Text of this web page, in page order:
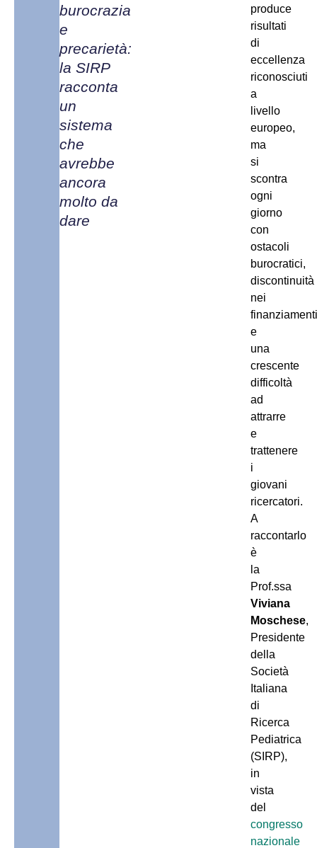
burocrazia
e
precarietà:
la SIRP
racconta
un
sistema
che
avrebbe
ancora
molto da
dare
produce
risultati
di
eccellenza
riconosciuti
a
livello
europeo,
ma
si
scontra
ogni
giorno
con
ostacoli
burocratici,
discontinuità
nei
finanziamenti
e
una
crescente
difficoltà
ad
attrarre
e
trattenere
i
giovani
ricercatori.
A
raccontarlo
è
la
Prof.ssa
Viviana
Moschese,
Presidente
della
Società
Italiana
di
Ricerca
Pediatrica
(SIRP),
in
vista
del
congresso
nazionale